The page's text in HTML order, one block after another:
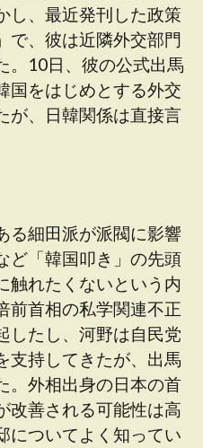
し、最近発刊した政策
で、彼は近隣外交部門
。10日、彼の公式出馬
国をはじめとする外交
が、日韓関係は直接言
る細田派が派閥に影響
ど「韓国叩き」の先頭
触れたくないという内
前首相の私学関連不正
したし、河野は自民党
支持してきたが、出馬
。外相出身の日本の首
改善される可能性は高
についてよく知ってい